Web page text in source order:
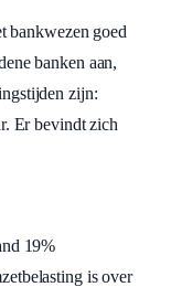
bankwezen goed
banken aan,
zijn:
Er bevindt zich
19%
is over